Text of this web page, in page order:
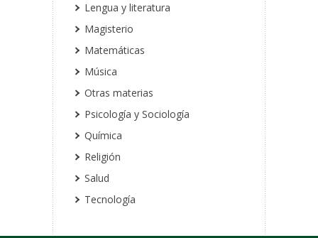
Lengua y literatura
Magisterio
Matemáticas
Música
Otras materias
Psicología y Sociología
Química
Religión
Salud
Tecnología